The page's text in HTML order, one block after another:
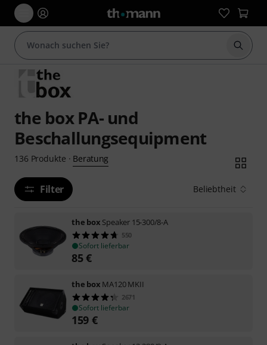
Suche
the box PA- und
Beschallungsequipment
136 Produkte · Beratung
Filter Beliebtheit
the box Speaker 15-300/8-A
550
Sofort lieferbar
85€
the box MA120 MKII
2671
Sofort lieferbar
159 €